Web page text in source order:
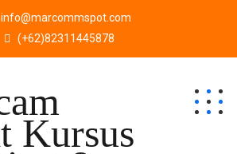
info@marcommspot.com
(+62)82311445878